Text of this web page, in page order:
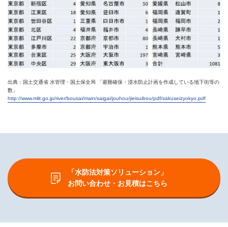
出典：国土交通省 水管理・国土保全局 「避難確保・浸水防止計画を作成している地下街等の
数」
http://www.mlit.go.jp/river/bousai/main/saigai/jouhou/jieisuibou/pdf/sakuseizyokyo.pdf
「水防法対策ソリューション」
お問い合わせ・お見積はこちら